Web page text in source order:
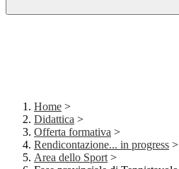
Home >
Didattica >
Offerta formativa >
Rendicontazione... in progress >
Area dello Sport >